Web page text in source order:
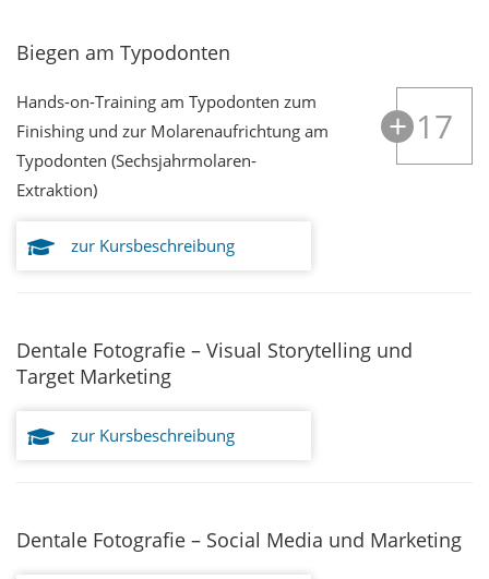
Biegen am Typodonten
17
Hands-on-Training am Typodonten zum
Finishing und zur Molarenaufrichtung am
Typodonten (Sechsjahrmolaren-
Extraktion)
zur Kursbeschreibung
Dentale Fotografie – Visual Storytelling und
Target Marketing
zur Kursbeschreibung
Dentale Fotografie – Social Media und Marketing